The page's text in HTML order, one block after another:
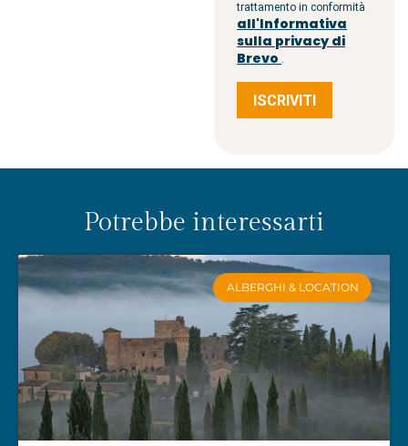
trattamento in conformità
all'Informativa
sulla privacy di
Brevo .
ISCRIVITI
Potrebbe interessarti
ALBERGHI & LOCATION